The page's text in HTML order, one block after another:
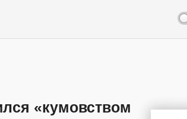
«кумовством